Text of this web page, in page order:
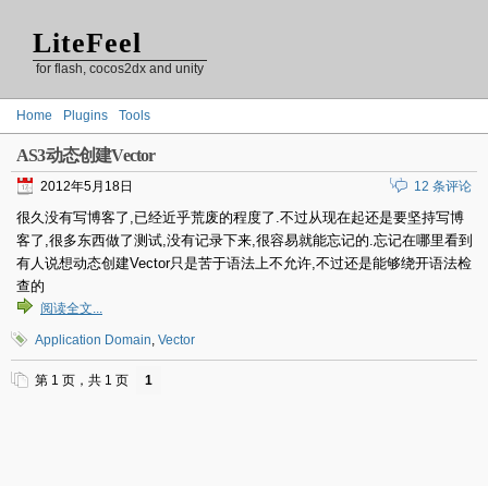
LiteFeel
for flash, cocos2dx and unity
Home Plugins Tools
AS3动态创建Vector
2012年5月18日 12 条评论
很久没有写博客了,已经近乎荒废的程度了.不过从现在起还是要坚持写博
客了,很多东西做了测试,没有记录下来,很容易就能忘记的.忘记在哪里看到
有人说想动态创建Vector只是苦于语法上不允许,不过还是能够绕开语法检
查的
阅读全文...
Application Domain, Vector
第 1 页，共 1 页 1